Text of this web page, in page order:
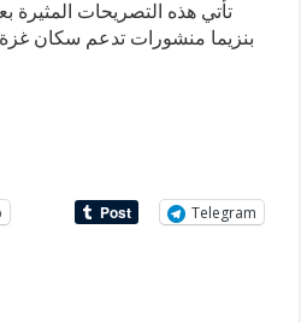
تأتي هذه التصريحات المثيرة
بنزيما منشورات تدعم سكان
Telegram